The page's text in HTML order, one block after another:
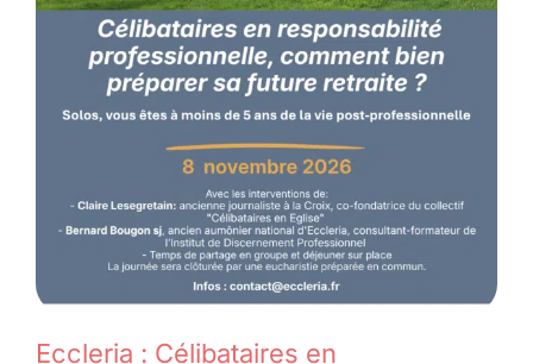
Eccleria : Célibataires en